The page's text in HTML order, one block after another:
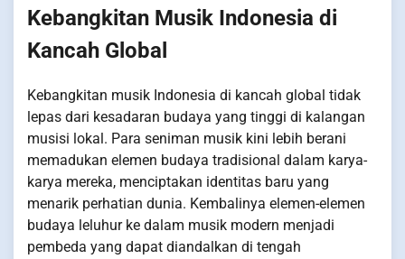
Kebangkitan Musik Indonesia di
Kancah Global
Kebangkitan musik Indonesia di kancah global tidak
lepas dari kesadaran budaya yang tinggi di kalangan
musisi lokal. Para seniman musik kini lebih berani
memadukan elemen budaya tradisional dalam karya-
karya mereka, menciptakan identitas baru yang
menarik perhatian dunia. Kembalinya elemen-elemen
budaya leluhur ke dalam musik modern menjadi
pembeda yang dapat diandalkan di tengah